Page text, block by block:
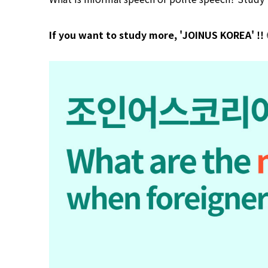
If you want to study more, 'JOINUS KOREA' !!